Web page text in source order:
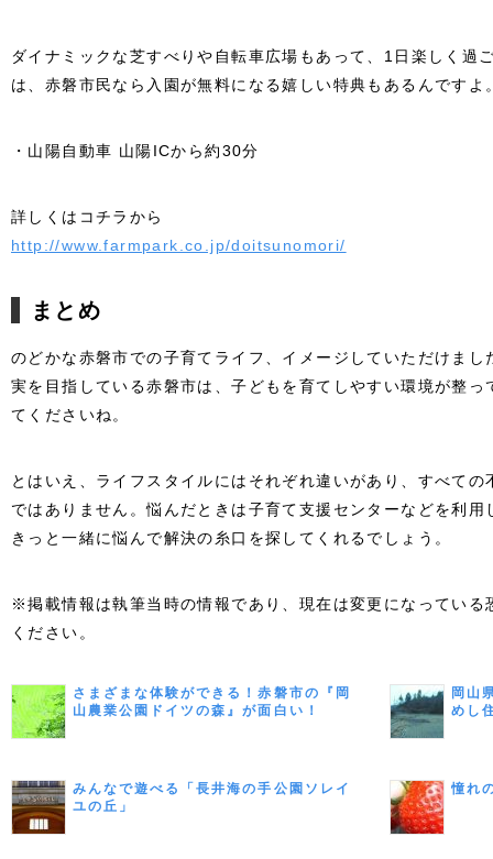
ダイナミックな芝すべりや自転車広場もあって、1日楽しく過
は、赤磐市民なら入園が無料になる嬉しい特典もあるんですよ
・山陽自動車 山陽ICから約30分
詳しくはコチラから
http://www.farmpark.co.jp/doitsunomori/
まとめ
のどかな赤磐市での子育てライフ、イメージしていただけま
実を目指している赤磐市は、子どもを育てしやすい環境が整
てくださいね。
とはいえ、ライフスタイルにはそれぞれ違いがあり、すべて
ではありません。悩んだときは子育て支援センターなどを利
きっと一緒に悩んで解決の糸口を探してくれるでしょう。
※掲載情報は執筆当時の情報であり、現在は変更になっている
ください。
さまざまな体験ができる！赤磐市の『岡
山農業公園ドイツの森』が面白い！
岡山
めし
みんなで遊べる「長井海の手公園ソレイ
ユの丘」
憧れ